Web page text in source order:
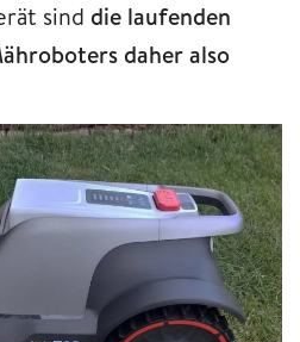
sind die laufenden
daher also